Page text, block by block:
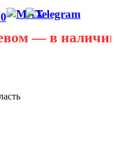
в наличии!